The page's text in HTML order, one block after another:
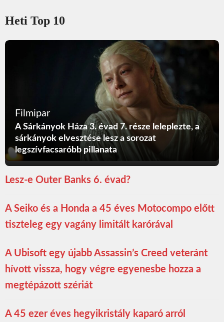
Heti Top 10
Filmipar
A Sárkányok Háza 3. évad 7. része leleplezte, a
sárkányok elvesztése lesz a sorozat
legszívfacsaróbb pillanata
Lesz-e Outer Banks 6. évad?
A Seiko és a Honda a 45 éves Motocompo előtt
tiszteleg egy vagány limitált karórával
A Ubisoft egy újabb Assassin’s Creed veteránt
hívott vissza, hogy végre egyenesbe hozza a
megtépázott szériát
A 45 ezer éves hegyikristály kaparó arról